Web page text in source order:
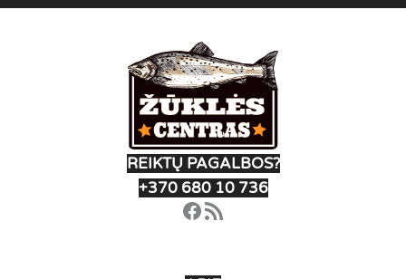
REIKTŲ PAGALBOS?
+370 680 10 736
Facebook
RSS Feed